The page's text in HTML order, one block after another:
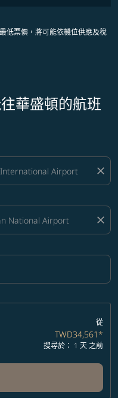
低票價，將可能依機位供應及稅
華盛頓的航班
close
close
從
TWD34,561*
搜尋於： 1 天 之前